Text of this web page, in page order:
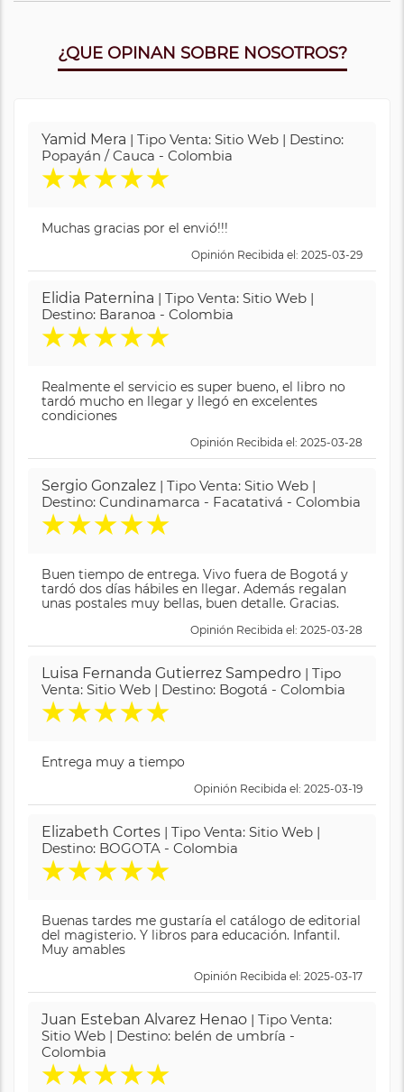
¿QUE OPINAN SOBRE NOSOTROS?
Yamid Mera | Tipo Venta: Sitio Web | Destino:
Popayán / Cauca - Colombia
★★★★★
Muchas gracias por el envió!!!
Opinión Recibida el: 2025-03-29
Elidia Paternina | Tipo Venta: Sitio Web |
Destino: Baranoa - Colombia
★★★★★
Realmente el servicio es super bueno, el libro no
tardó mucho en llegar y llegó en excelentes
condiciones
Opinión Recibida el: 2025-03-28
Sergio Gonzalez | Tipo Venta: Sitio Web |
Destino: Cundinamarca - Facatativá - Colombia
★★★★★
Buen tiempo de entrega. Vivo fuera de Bogotá y
tardó dos días hábiles en llegar. Además regalan
unas postales muy bellas, buen detalle. Gracias.
Opinión Recibida el: 2025-03-28
Luisa Fernanda Gutierrez Sampedro | Tipo
Venta: Sitio Web | Destino: Bogotá - Colombia
★★★★★
Entrega muy a tiempo
Opinión Recibida el: 2025-03-19
Elizabeth Cortes | Tipo Venta: Sitio Web |
Destino: BOGOTA - Colombia
★★★★★
Buenas tardes me gustaría el catálogo de editorial
del magisterio. Y libros para educación. Infantil.
Muy amables
Opinión Recibida el: 2025-03-17
Juan Esteban Alvarez Henao | Tipo Venta:
Sitio Web | Destino: belén de umbría -
Colombia
★★★★★